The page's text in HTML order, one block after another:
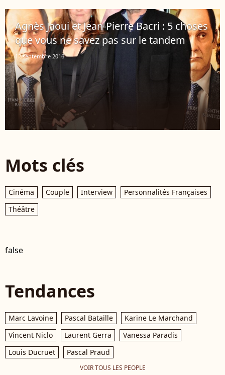
Agnès Jaoui et Jean-Pierre Bacri : 5 choses
que vous ne savez pas sur le tandem
12 septembre 2016
Mots clés
Cinéma Couple Interview
Personnalités Françaises
Théâtre
false
Tendances
Marc Lavoine Pascal Bataille
Karine Le Marchand
Vincent Niclo
Laurent Gerra
Vanessa Paradis
Louis Ducruet
Pascal Praud
VOIR TOUS LES PEOPLE